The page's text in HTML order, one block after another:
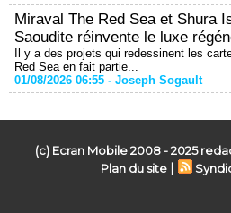
Miraval The Red Sea et Shura
Saoudite réinvente le luxe
Il y a des projets qui redessinent les
Red Sea en fait partie...
01/08/2026 06:55 - Joseph Sogault
(c) Ecran Mobile 2008 - 2025
Plan du site |